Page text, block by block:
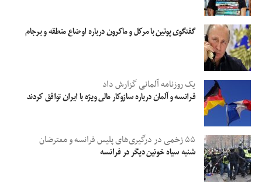
گفتگوی پوتین با مرکل و ماکرون درباره اوضاع منطقه و برجام
یک روزنامه آلمانی گزارش داد
فرانسه و آلمان درباره سازوکار مالی ویژه با ایران توافق کردند
۵۵ زخمی در درگیری‌های پلیس فرانسه و معترضان
شنبه سیاه خونین دیگر در فرانسه